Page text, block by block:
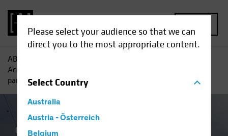
Please select your audience so that we can
direct you to the most appropriate content.
SelectCountry
Australia
Austria - Österreich
Belgium
AB
Acciones de ME: negocios fabulosos eclipsados por un
panorama sombrío
China Mercados emergentes